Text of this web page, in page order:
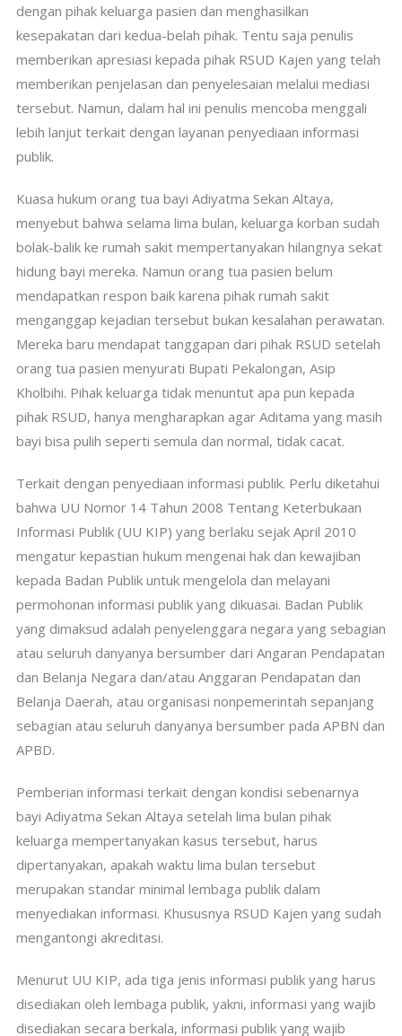
dengan pihak keluarga pasien dan menghasilkan
kesepakatan dari kedua-belah pihak. Tentu saja penulis
memberikan apresiasi kepada pihak RSUD Kajen yang telah
memberikan penjelasan dan penyelesaian melalui mediasi
tersebut. Namun, dalam hal ini penulis mencoba menggali
lebih lanjut terkait dengan layanan penyediaan informasi
publik.
Kuasa hukum orang tua bayi Adiyatma Sekan Altaya,
menyebut bahwa selama lima bulan, keluarga korban sudah
bolak-balik ke rumah sakit mempertanyakan hilangnya sekat
hidung bayi mereka. Namun orang tua pasien belum
mendapatkan respon baik karena pihak rumah sakit
menganggap kejadian tersebut bukan kesalahan perawatan.
Mereka baru mendapat tanggapan dari pihak RSUD setelah
orang tua pasien menyurati Bupati Pekalongan, Asip
Kholbihi. Pihak keluarga tidak menuntut apa pun kepada
pihak RSUD, hanya mengharapkan agar Aditama yang masih
bayi bisa pulih seperti semula dan normal, tidak cacat.
Terkait dengan penyediaan informasi publik. Perlu diketahui
bahwa UU Nomor 14 Tahun 2008 Tentang Keterbukaan
Informasi Publik (UU KIP) yang berlaku sejak April 2010
mengatur kepastian hukum mengenai hak dan kewajiban
kepada Badan Publik untuk mengelola dan melayani
permohonan informasi publik yang dikuasai. Badan Publik
yang dimaksud adalah penyelenggara negara yang sebagian
atau seluruh danyanya bersumber dari Angaran Pendapatan
dan Belanja Negara dan/atau Anggaran Pendapatan dan
Belanja Daerah, atau organisasi nonpemerintah sepanjang
sebagian atau seluruh danyanya bersumber pada APBN dan
APBD.
Pemberian informasi terkait dengan kondisi sebenarnya
bayi Adiyatma Sekan Altaya setelah lima bulan pihak
keluarga mempertanyakan kasus tersebut, harus
dipertanyakan, apakah waktu lima bulan tersebut
merupakan standar minimal lembaga publik dalam
menyediakan informasi. Khususnya RSUD Kajen yang sudah
mengantongi akreditasi.
Menurut UU KIP, ada tiga jenis informasi publik yang harus
disediakan oleh lembaga publik, yakni, informasi yang wajib
disediakan secara berkala, informasi publik yang wajib